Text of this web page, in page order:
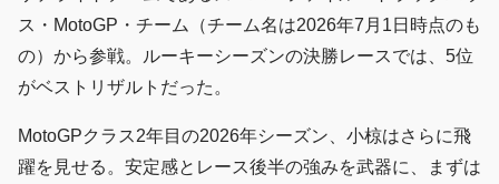
ス・MotoGP・チーム（チーム名は2026年7月1日時点のも
の）から参戦。ルーキーシーズンの決勝レースでは、5位
がベストリザルトだった。
MotoGPクラス2年目の2026年シーズン、小椋はさらに飛
躍を見せる。安定感とレース後半の強みを武器に、まずは